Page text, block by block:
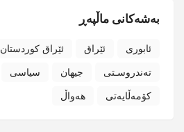
بەشەکانی ماڵپەڕ
ئابوری ئێراق ئێراق کوردستان
تەندروسـتی جیهان سیاسی
کۆمەڵایەتی هەواڵ